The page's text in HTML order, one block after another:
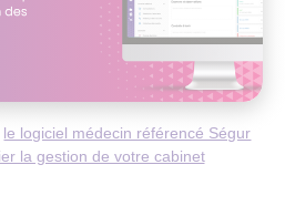
le logiciel médecin référencé Ségur
la gestion de votre cabinet